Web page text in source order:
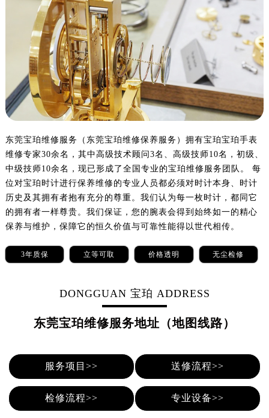
东莞宝珀维修服务（东莞宝珀维修保养服务）拥有宝珀宝珀手表
维修专家30余名，其中高级技术顾问3名、高级技师10名，初级、
中级技师10余名，现已形成了全国专业的宝珀维修服务团队。 每
位对宝珀时计进行保养维修的专业人员都必须对时计本身、时计
历史及其拥有者抱有充分的尊重。我们认为每一枚时计，都同它
的拥有者一样尊贵。我们保证，您的腕表会得到始终如一的精心
保养与维护，保障它的恒久价值与可靠性能得以世代相传。
3年质保 立等可取 价格透明 无尘检修
DONGGUAN 宝珀 ADDRESS
东莞宝珀维修服务地址（地图线路）
服务项目>> 送修流程>>
检修流程>> 专业设备>>